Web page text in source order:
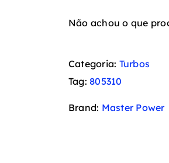
Não achou o que
Categoria: Turbos
Tag:805310
Brand: Master Power